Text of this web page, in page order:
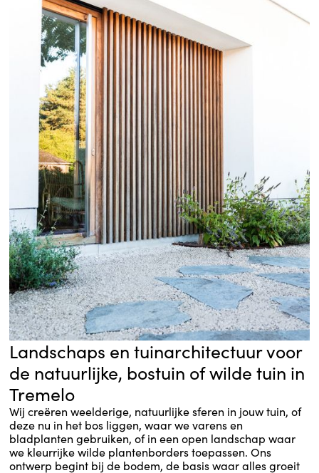
Landschaps en tuinarchitectuur voor
de natuurlijke, bostuin of wilde tuin in
Tremelo
Wij creëren weelderige, natuurlijke sferen in jouw tuin, of
deze nu in het bos liggen, waar we varens en
bladplanten gebruiken, of in een open landschap waar
we kleurrijke wilde plantenborders toepassen. Ons
ontwerp begint bij de bodem, de basis waar alles groeit